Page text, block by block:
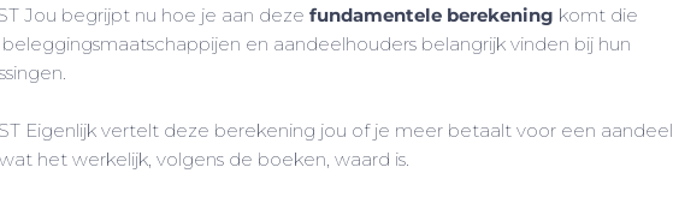
Jou begrijpt nu hoe je aan dezefundamentele berekening komt die
en aandeelhouders belangrijk vinden bij hun
Eigenlijk vertelt deze berekening jou of je meer betaalt voor een aandeel
het werkelijk, volgens de boeken, waard is.